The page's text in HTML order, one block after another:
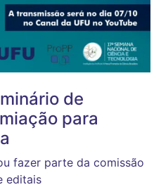
de
para
fazer parte da comissão
editais